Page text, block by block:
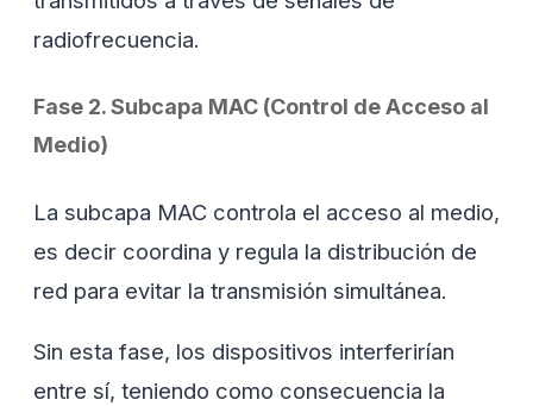
radiofrecuencia.
Fase 2. Subcapa MAC (Control de Acceso al
Medio)
La subcapa MAC controla el acceso al medio,
es decir coordina y regula la distribución de
red para evitar la transmisión simultánea.
Sin esta fase, los dispositivos interferirían
entre sí, teniendo como consecuencia la